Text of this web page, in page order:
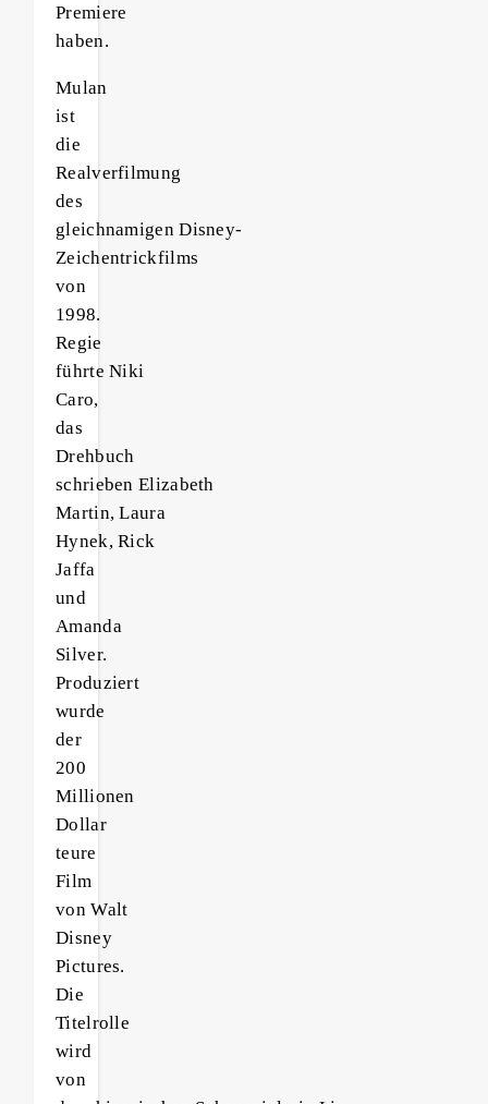
Premiere
haben.
Mulan
ist
die
Realverfilmung
des
gleichnamigen Disney-
Zeichentrickfilms
von
1998.
Regie
führte Niki
Caro,
das
Drehbuch
schrieben Elizabeth
Martin, Laura
Hynek, Rick
Jaffa
und
Amanda
Silver.
Produziert
wurde
der
200
Millionen
Dollar
teure
Film
von Walt
Disney
Pictures.
Die
Titelrolle
wird
von